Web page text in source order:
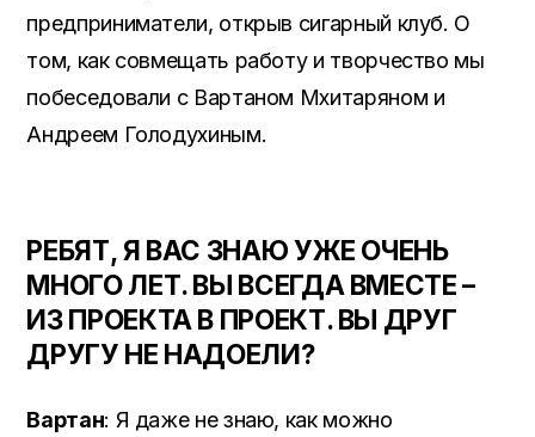
предприниматели, открыв сигарный клуб. О
том, как совмещать работу и творчество мы
побеседовали с Вартаном Мхитаряном и
Андреем Голодухиным.
РЕБЯТ, Я ВАС ЗНАЮ УЖЕ ОЧЕНЬ
МНОГО ЛЕТ. ВЫ ВСЕГДА ВМЕСТЕ –
ИЗ ПРОЕКТА В ПРОЕКТ. ВЫ ДРУГ
ДРУГУ НЕ НАДОЕЛИ?
Вартан: Я даже не знаю, как можно